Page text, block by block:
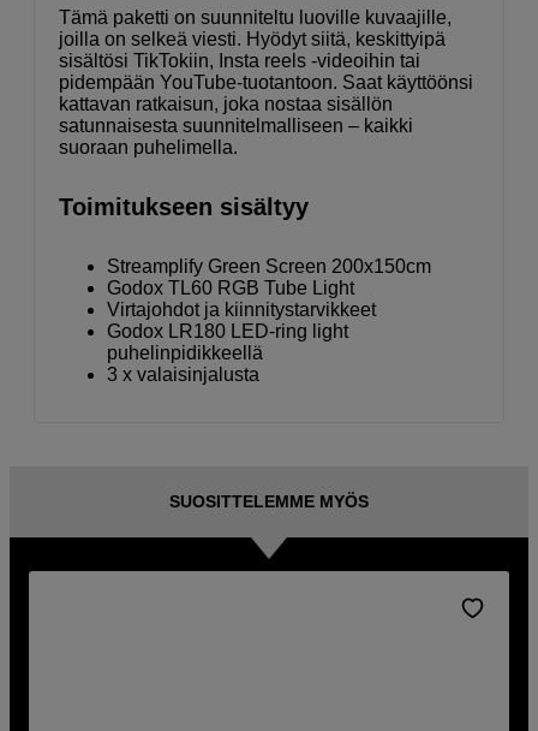
Tämä paketti on suunniteltu luoville kuvaajille,
joilla on selkeä viesti. Hyödyt siitä, keskittyipä
sisältösi TikTokiin, Insta reels -videoihin tai
pidempään YouTube-tuotantoon. Saat käyttöönsi
kattavan ratkaisun, joka nostaa sisällön
satunnaisesta suunnitelmalliseen – kaikki
suoraan puhelimella.
Toimitukseen sisältyy
Streamplify Green Screen 200x150cm
Godox TL60 RGB Tube Light
Virtajohdot ja kiinnitystarvikkeet
Godox LR180 LED-ring light
puhelinpidikkeellä
3 x valaisinjalusta
SUOSITTELEMME MYÖS